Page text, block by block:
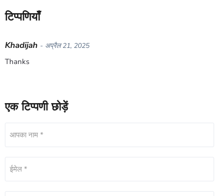
टिप्पणियाँ
Khadijah - अप्रैल 21, 2025
Thanks
एक टिप्पणी छोड़ें
आपका नाम *
ईमेल *